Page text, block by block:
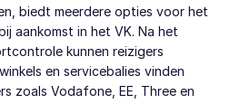
biedt meerdere opties voor het
aankomst in het VK. Na het
kunnen reizigers
en servicebalies vinden
zoals Vodafone, EE, Three en